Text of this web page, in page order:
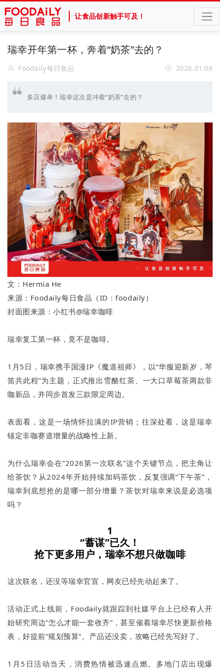
让食品创新触手可及！
瑞幸开年第一杯，奔着“奶茶”去的？
Foodaily每日食品 2026.01.06
多店爆单！瑞幸这次是冲着“奶茶”去的？
文：Hermia He
来源：Foodaily每日食品（ID：foodaily）
封面图来源：小红书@瑞幸咖啡
瑞幸复工第一杯，竟不是咖啡。
1月5日，瑞幸携手国漫IP《魔道祖师》，以“华服迎新岁，琴
笛共此程”为主题，正式推出雪酪红茶、一大口草莓茶两款非
咖新品，并同步首发三款限定周边。
表面看，这是一场情怀拉满的IP营销；往深处看，这是瑞幸
锚定非咖赛道增量的战略性上新。
为什么瑞幸会在“2026第一次联名”这个关键节点，把主角让
给茶饮？从2024年开始持续加码茶饮，反复强调“下午茶”，
瑞幸到底想抢的是哪一部分增量？茶饮对瑞幸来说是必选项
吗？
1
“蓄谋”已久！
抢下更多用户，瑞幸不想只做咖啡
这次联名，还没等瑞幸官宣，网友已经先动起来了。
活动正式上线前，Foodaily就跟踪到社媒平台上已经有人开
始研究周边“怎么才能一套收齐”，甚至催着瑞幸尽快更新价格
表，好提前“规划预算”。产品还没卖，攻略已经先写好了。
1月5日活动当天，消费热情被迅速点燃。多地门店出现爆